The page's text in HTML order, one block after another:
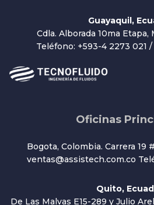
Guayaquil,
Cdla. Alborada 10ma Etapa,
Teléfono: +593-4 2273 021
Oficinas
Bogota, Colombia. Carrera 19
ventas@assistech.com.co
Quito,
De Las Malvas E15-289 y Julio